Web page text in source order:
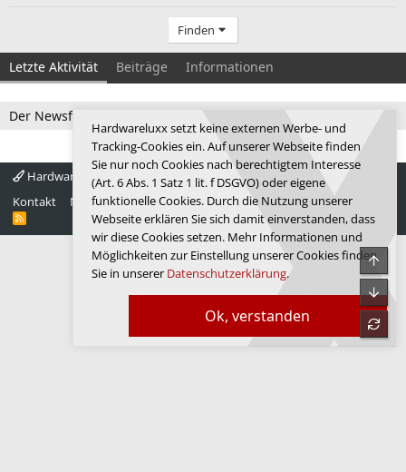
Finden
Letzte Aktivität Beiträge Informationen
Der Newsfeed ist zur Zeit leer.
Hardwareluxx 4.0
Deutsch
Kontakt
Nutzungsbedingungen Datenschutz Hilfe Startseite
R
Ok, verstanden
Hardwareluxx setzt keine externen Werbe- und
Tracking-Cookies ein. Auf unserer Webseite finden
Sie nur noch Cookies nach berechtigtem Interesse
(Art. 6 Abs. 1 Satz 1 lit. f DSGVO) oder eigene
funktionelle Cookies. Durch die Nutzung unserer
Webseite erklären Sie sich damit einverstanden, dass
wir diese Cookies setzen. Mehr Informationen und
Möglichkeiten zur Einstellung unserer Cookies finden
Sie in unserer Datenschutzerklärung.